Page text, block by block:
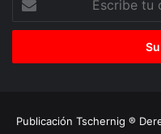
correo
Publicación Tschernig ®